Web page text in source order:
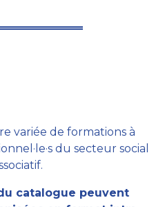
variée de formations à
du secteur social
catalogue peuvent